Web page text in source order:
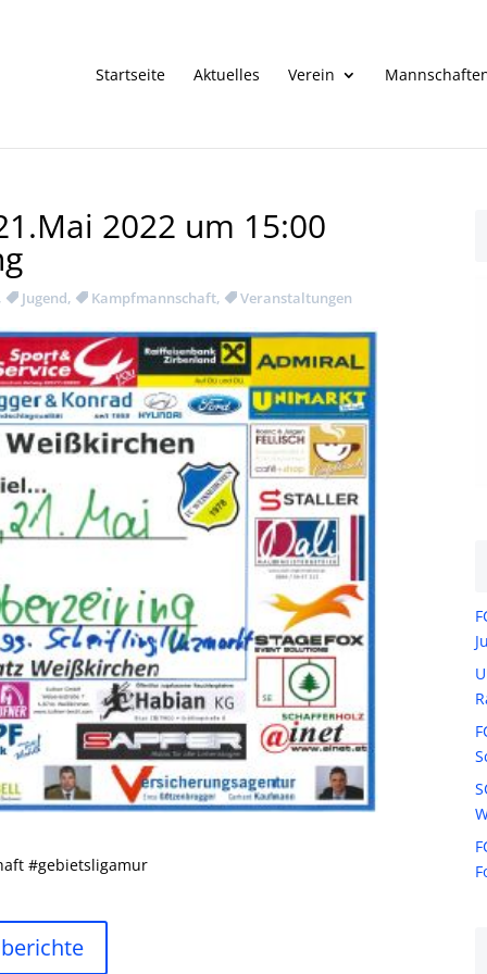
Startseite Aktuelles Verein
2022 um 15:00
, Jugend, Kampfmannschaft, Veranstaltungen
#gebietsligamur